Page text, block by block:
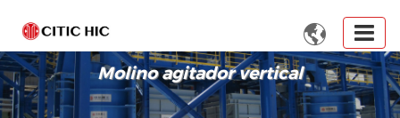

Molino agitador vertical